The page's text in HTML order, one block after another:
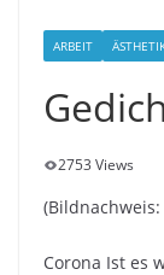
ARBEIT
2753 Views
Corona Ist es